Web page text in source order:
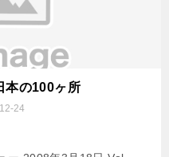
本の100ヶ所
24